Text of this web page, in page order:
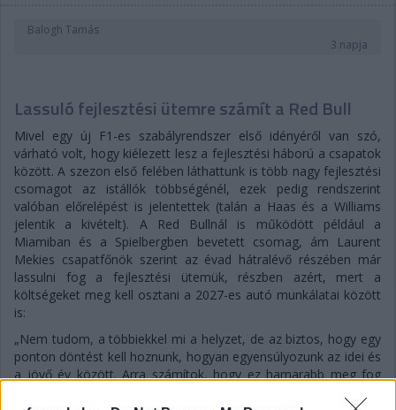
Balogh Tamás
3 napja
Lassuló fejlesztési ütemre számít a Red Bull
Mivel egy új F1-es szabályrendszer első idényéről van szó,
várható volt, hogy kiélezett lesz a fejlesztési háború a csapatok
között. A szezon első felében láthattunk is több nagy fejlesztési
csomagot az istállók többségénél, ezek pedig rendszerint
valóban előrelépést is jelentettek (talán a Haas és a Williams
jelentik a kivételt). A Red Bullnál is működött például a
Miamiban és a Spielbergben bevetett csomag, ám Laurent
Mekies csapatfőnök szerint az évad hátralévő részében már
lassulni fog a fejlesztési ütemük, részben azért, mert a
költségeket meg kell osztani a 2027-es autó munkálatai között
is:
„Nem tudom, a többiekkel mi a helyzet, de az biztos, hogy egy
ponton döntést kell hoznunk, hogyan egyensúlyozunk az idei és
a jövő év között. Arra számítok, hogy ez hamarabb meg fog